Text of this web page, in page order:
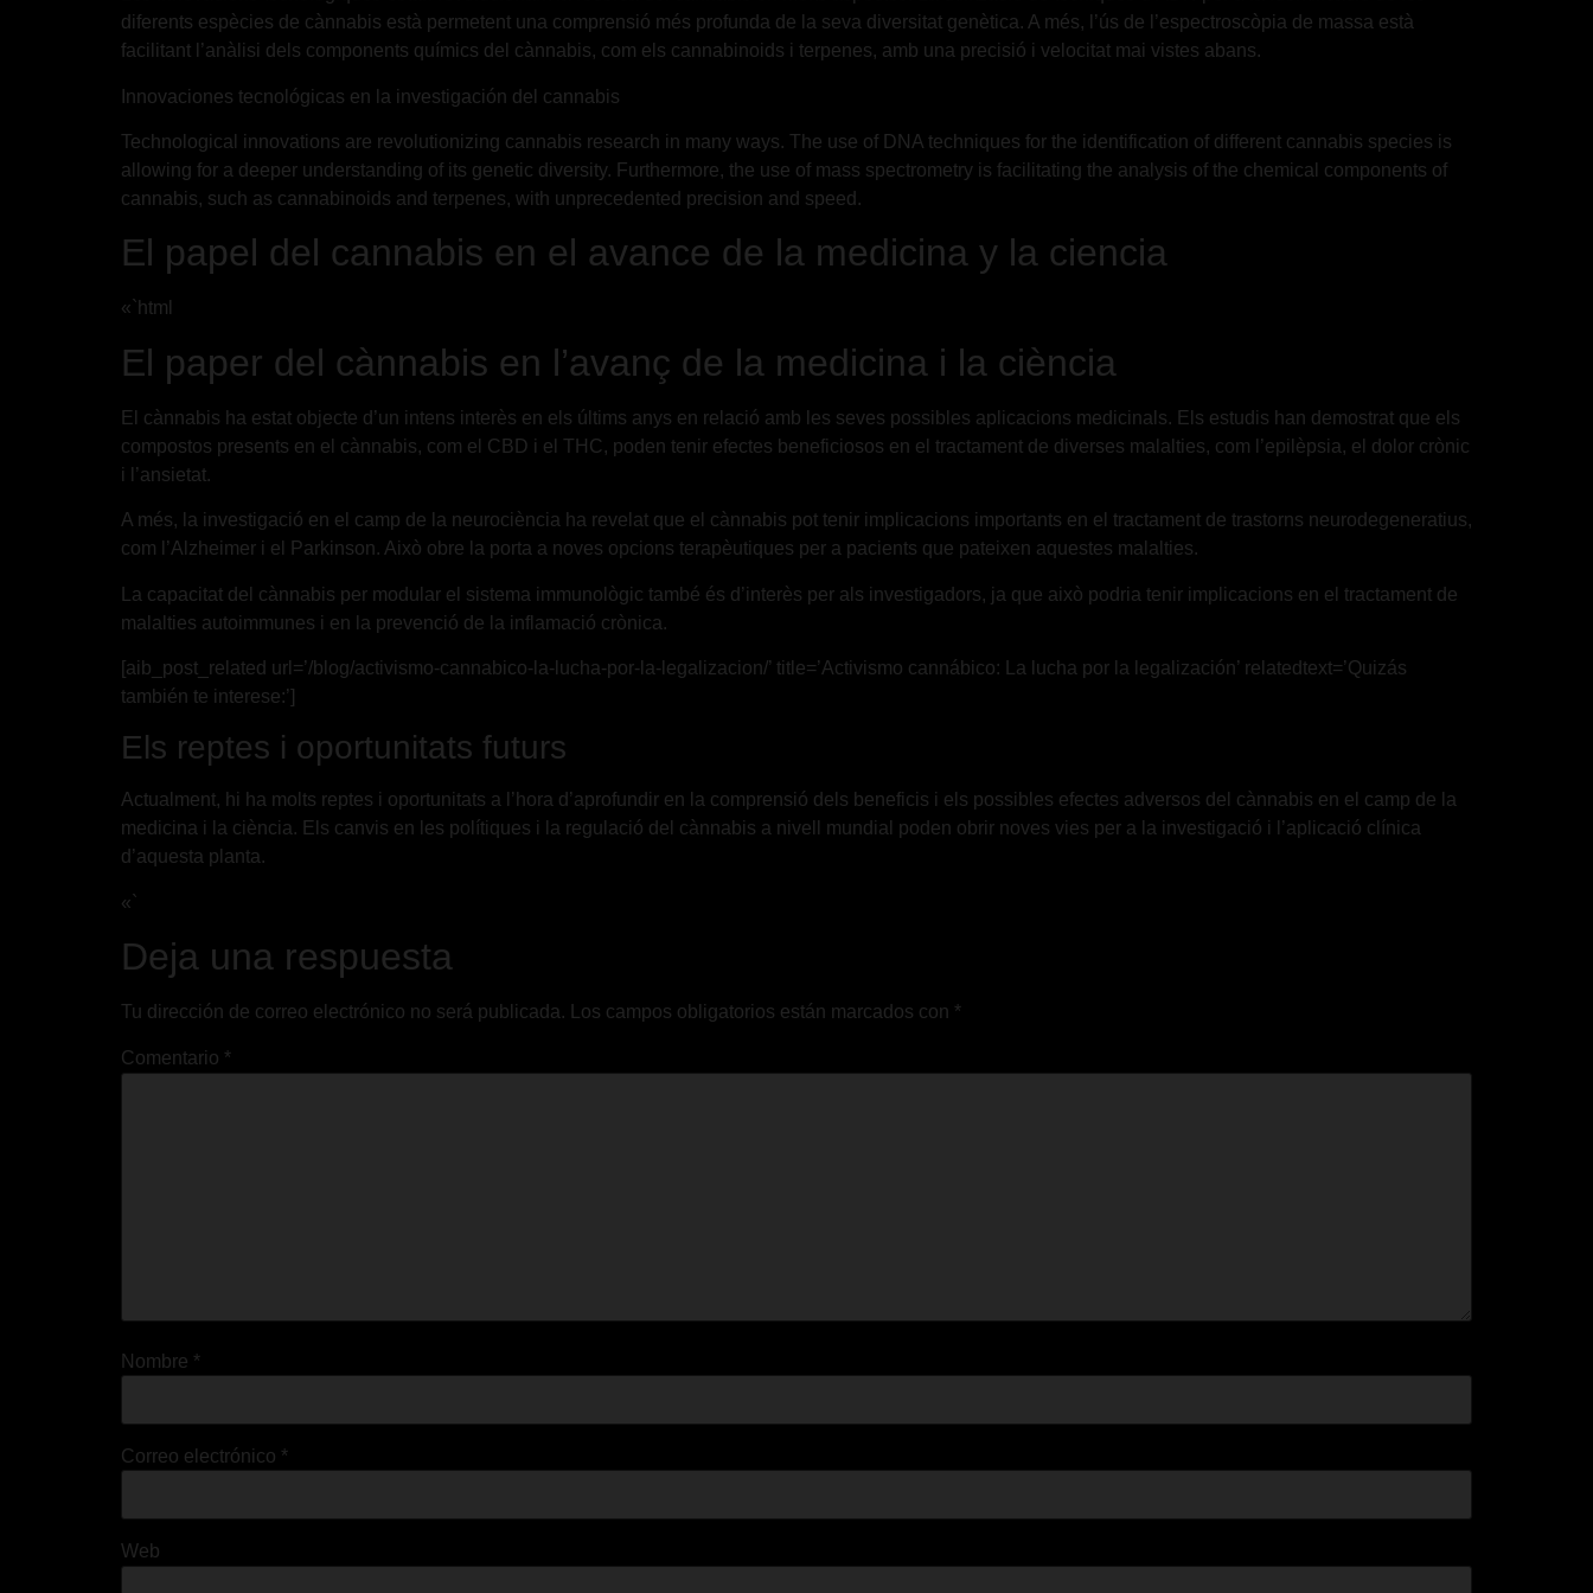
diferents espècies de cànnabis està permetent una comprensió més profunda de la seva diversitat genètica. A més, l’ús de l’espectroscòpia de massa està
facilitant l’anàlisi dels components químics del cànnabis, com els cannabinoids i terpenes, amb una precisió i velocitat mai vistes abans.
Innovaciones tecnológicas en la investigación del cannabis
Technological innovations are revolutionizing cannabis research in many ways. The use of DNA techniques for the identification of different cannabis species is
allowing for a deeper understanding of its genetic diversity. Furthermore, the use of mass spectrometry is facilitating the analysis of the chemical components of
cannabis, such as cannabinoids and terpenes, with unprecedented precision and speed.
El papel del cannabis en el avance de la medicina y la ciencia
«`html
El paper del cànnabis en l’avanç de la medicina i la ciència
El cànnabis ha estat objecte d’un intens interès en els últims anys en relació amb les seves possibles aplicacions medicinals. Els estudis han demostrat que els
compostos presents en el cànnabis, com el CBD i el THC, poden tenir efectes beneficiosos en el tractament de diverses malalties, com l’epilèpsia, el dolor crònic
i l’ansietat.
A més, la investigació en el camp de la neurociència ha revelat que el cànnabis pot tenir implicacions importants en el tractament de trastorns neurodegeneratius,
com l’Alzheimer i el Parkinson. Això obre la porta a noves opcions terapèutiques per a pacients que pateixen aquestes malalties.
La capacitat del cànnabis per modular el sistema immunològic també és d’interès per als investigadors, ja que això podria tenir implicacions en el tractament de
malalties autoimmunes i en la prevenció de la inflamació crònica.
[aib_post_related url=’/blog/activismo-cannabico-la-lucha-por-la-legalizacion/’ title=’Activismo cannábico: La lucha por la legalización’ relatedtext=’Quizás
también te interese:’]
Els reptes i oportunitats futurs
Actualment, hi ha molts reptes i oportunitats a l’hora d’aprofundir en la comprensió dels beneficis i els possibles efectes adversos del cànnabis en el camp de la
medicina i la ciència. Els canvis en les polítiques i la regulació del cànnabis a nivell mundial poden obrir noves vies per a la investigació i l’aplicació clínica
d’aquesta planta.
«`
Deja una respuesta
Tu dirección de correo electrónico no será publicada. Los campos obligatorios están marcados con *
Comentario *
Nombre *
Correo electrónico *
Web